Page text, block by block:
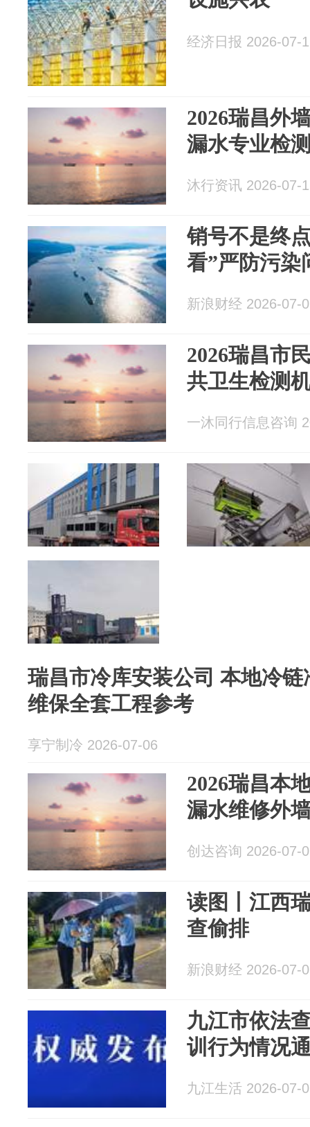
经济日报 2026-07-
2026瑞昌外
漏水专业检
沐行资讯 2026-07-
销号不是终
看”严防污染
新浪财经 2026-07-
2026瑞昌市
共卫生检测
一沐同行信息咨询
瑞昌市冷库安装公司 本地冷
维保全套工程参考
享宁制冷 2026-07-06
2026瑞昌本
漏水维修外
创达咨询 2026-07-
读图丨江西
查偷排
新浪财经 2026-07-
九江市依法
训行为情况
九江生活 2026-07-